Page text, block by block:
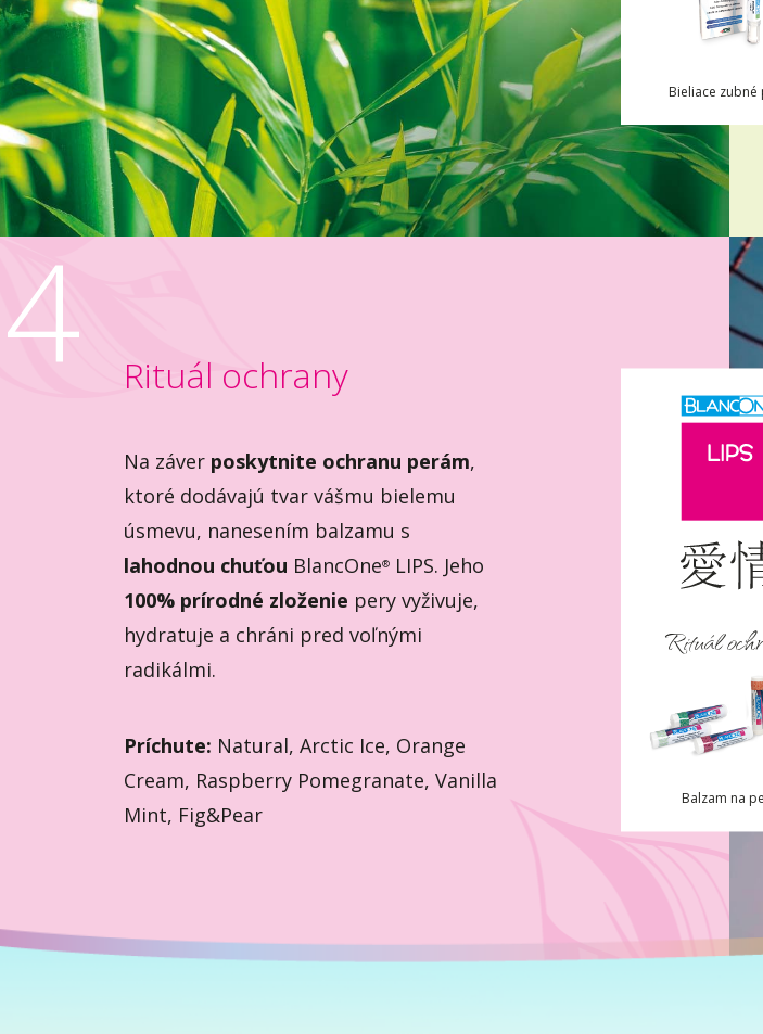
Bieliace zubné
Rituál
Balzam na
4 Rituál ochrany
Na záver poskytnite ochranu perám,
ktoré dodávajú tvar vášmu bielemu
úsmevu, nanesením balzamu s
lahodnou chuťou BlancOne®LIPS. Jeho
100% prírodné zloženie pery vyživuje,
hydratuje a chráni pred voľnými
radikálmi.
Príchute: Natural, Arctic Ice, Orange
Cream, Raspberry Pomegranate, Vanilla
Mint, Fig&Pear